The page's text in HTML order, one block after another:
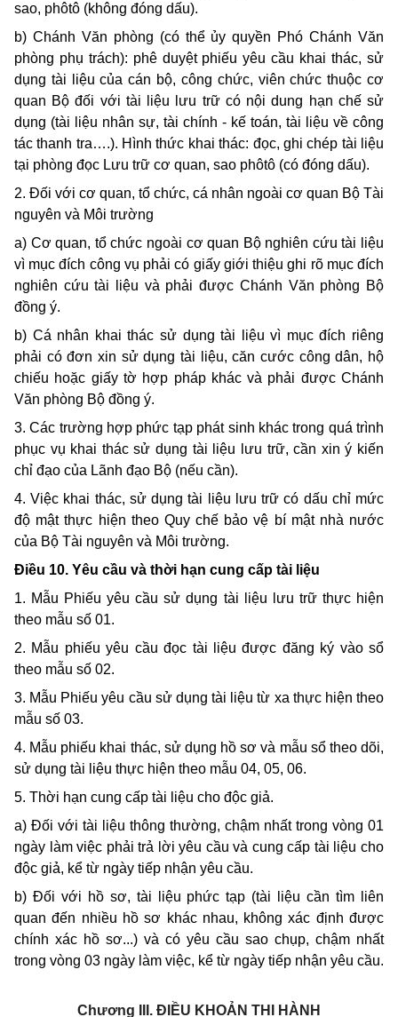
sao, phôtô (không đóng dấu).
b) Chánh Văn phòng (có thể ủy quyền Phó Chánh Văn
phòng phụ trách): phê duyệt phiếu yêu cầu khai thác, sử
dụng tài liệu của cán bộ, công chức, viên chức thuộc cơ
quan Bộ đối với tài liệu lưu trữ có nội dung hạn chế sử
dụng (tài liệu nhân sự, tài chính - kế toán, tài liệu về công
tác thanh tra….). Hình thức khai thác: đọc, ghi chép tài liệu
tại phòng đọc Lưu trữ cơ quan, sao phôtô (có đóng dấu).
2. Đối với cơ quan, tổ chức, cá nhân ngoài cơ quan Bộ Tài
nguyên và Môi trường
a) Cơ quan, tổ chức ngoài cơ quan Bộ nghiên cứu tài liệu
vì mục đích công vụ phải có giấy giới thiệu ghi rõ mục đích
nghiên cứu tài liệu và phải được Chánh Văn phòng Bộ
đồng ý.
b) Cá nhân khai thác sử dụng tài liệu vì mục đích riêng
phải có đơn xin sử dụng tài liệu, căn cước công dân, hộ
chiếu hoặc giấy tờ hợp pháp khác và phải được Chánh
Văn phòng Bộ đồng ý.
3. Các trường hợp phức tạp phát sinh khác trong quá trình
phục vụ khai thác sử dụng tài liệu lưu trữ, cần xin ý kiến
chỉ đạo của Lãnh đạo Bộ (nếu cần).
4. Việc khai thác, sử dụng tài liệu lưu trữ có dấu chỉ mức
độ mật thực hiện theo Quy chế bảo vệ bí mật nhà nước
của Bộ Tài nguyên và Môi trường.
Điều 10. Yêu cầu và thời hạn cung cấp tài liệu
1. Mẫu Phiếu yêu cầu sử dụng tài liệu lưu trữ thực hiện
theo mẫu số 01.
2. Mẫu phiếu yêu cầu đọc tài liệu được đăng ký vào sổ
theo mẫu số 02.
3. Mẫu Phiếu yêu cầu sử dụng tài liệu từ xa thực hiện theo
mẫu số 03.
4. Mẫu phiếu khai thác, sử dụng hồ sơ và mẫu sổ theo dõi,
sử dụng tài liệu thực hiện theo mẫu 04, 05, 06.
5. Thời hạn cung cấp tài liệu cho độc giả.
a) Đối với tài liệu thông thường, chậm nhất trong vòng 01
ngày làm việc phải trả lời yêu cầu và cung cấp tài liệu cho
độc giả, kể từ ngày tiếp nhận yêu cầu.
b) Đối với hồ sơ, tài liệu phức tạp (tài liệu cần tìm liên
quan đến nhiều hồ sơ khác nhau, không xác định được
chính xác hồ sơ...) và có yêu cầu sao chụp, chậm nhất
trong vòng 03 ngày làm việc, kể từ ngày tiếp nhận yêu cầu.
Chương III. ĐIỀU KHOẢN THI HÀNH